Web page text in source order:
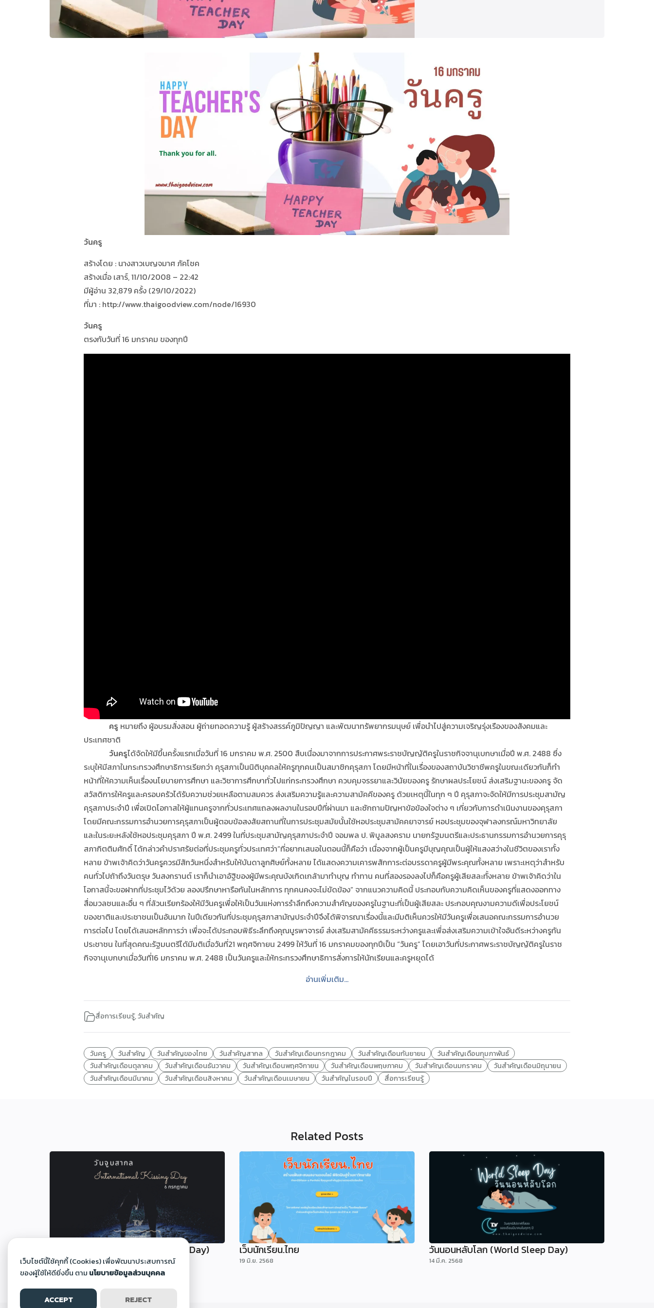
วันครู
สร้างโดย : นางสาวเบญจมาศ ภัคโชค
สร้างเมื่อ เสาร์, 11/10/2008 – 22:42
มีผู้อ่าน 32,879 ครั้ง (29/10/2022)
ที่มา : http://www.thaigoodview.com/node/16930
วันครู
ตรงกับวันที่ 16 มกราคม ของทุกปี
ครู หมายถึง ผู้อบรมสั่งสอน ผู้ถ่ายทอดความรู้ ผู้สร้างสรรค์ภูมิปัญญา และพัฒนาทรัพยากรมนุษย์ เพื่อนำไปสู่ความเจริญรุ่งเรืองของสังคมและ
ประเทศชาติ
วันครูได้จัดให้มีขึ้นครั้งแรกเมื่อวันที่ 16 มกราคม พ.ศ. 2500 สืบเนื่องมาจากการประกาศพระราชบัญญัติครูในราชกิจจานุเบกษาเมื่อปี พ.ศ. 2488 ซึ่ง
ระบุให้มีสภาในกระทรวงศึกษาธิการเรียกว่า คุรุสภาเป็นนิติบุคคลให้ครูทุกคนเป็นสมาชิกคุรุสภา โดยมีหน้าที่ในเรื่องของสถาบันวิชาชีพครูในขณะเดียวกันก็ทำ
หน้าที่ให้ความเห็นเรื่องนโยบายการศึกษา และวิชาการศึกษาทั่วไปแก่กระทรวงศึกษา ควบคุมจรรยาและวินัยของครู รักษาผลประโยชน์ ส่งเสริมฐานะของครู จัด
สวัสดิการให้ครูและครอบครัวได้รับความช่วยเหลือตามสมควร ส่งเสริมความรู้และความสามัคคีของครู ด้วยเหตุนี้ในทุก ๆ ปี คุรุสภาจะจัดให้มีการประชุมสามัญ
คุรุสภาประจำปี เพื่อเปิดโอกาสให้ผู้แทนครูจากทั่วประเทศแถลงผลงานในรอบปีที่ผ่านมา และซักถามปัญหาข้อข้องใจต่าง ๆ เกี่ยวกับการดำเนินงานของคุรุสภา
โดยมีคณะกรรมการอำนวยการคุรุสภาเป็นผู้ตอบข้อสงสัยสถานที่ในการประชุมสมัยนั้นใช้หอประชุมสามัคคยาจารย์ หอประชุมของจุฬาลงกรณ์มหาวิทยาลัย
และในระยะหลังใช้หอประชุมคุรุสภา ปี พ.ศ. 2499 ในที่ประชุมสามัญคุรุสภาประจำปี จอมพล ป. พิบูลสงคราม นายกรัฐมนตรีและประธานกรรมการอำนวยการคุรุ
สภากิตติมศักดิ์ ได้กล่าวคำปราศรัยต่อที่ประชุมครูทั่วประเทศว่า“ที่อยากเสนอในตอนนี้ก็คือว่า เนื่องจากผู้เป็นครูมีบุญคุณเป็นผู้ให้แสงสว่างในชีวิตของเราทั้ง
หลาย ข้าพเจ้าคิดว่าวันครูควรมีสักวันหนึ่งสำหรับให้บันดาลูกศิษย์ทั้งหลาย ได้แสดงความเคารพสักการะต่อบรรดาครูผู้มีพระคุณทั้งหลาย เพราะเหตุว่าสำหรับ
คนทั่วไปถ้าถึงวันตรุษ วันสงกรานต์ เราก็นำเอาอัฐิของผู้มีพระคุณบังเกิดเกล้ามาทำบุญ ทำทาน คนที่สองรองลงไปก็คือครูผู้เสียสละทั้งหลาย ข้าพเจ้าคิดว่าใน
โอกาสนี้จะขอฝากที่ประชุมไว้ด้วย ลองปรึกษาหารือกันในหลักการ ทุกคนคงจะไม่ขัดข้อง” จากแนวความคิดนี้ ประกอบกับความคิดเห็นของครูที่แสดงออกทาง
สื่อมวลชนและอื่น ๆ ที่ล้วนเรียกร้องให้มีวันครูเพื่อให้เป็นวันแห่งการรำลึกถึงความสำคัญของครูในฐานะที่เป็นผู้เสียสละ ประกอบคุณงามความดีเพื่อประโยชน์
ของชาติและประชาชนเป็นอันมาก ในปีเดียวกันที่ประชุมคุรุสภาสามัญประจำปีจึงได้พิจารณาเรื่องนี้และมีมติเห็นควรให้มีวันครูเพื่อเสนอคณะกรรมการอำนวย
การต่อไป โดยได้เสนอหลักการว่า เพื่อจะได้ประกอบพิธีระลึกถึงคุณบูรพาจารย์ ส่งเสริมสามัคคีธรรมระหว่างครูและเพื่อส่งเสริมความเข้าใจอันดีระหว่างครูกัน
ประชาชน ในที่สุดคณะรัฐมนตรีได้มีมติเมื่อวันที่21 พฤศจิกายน 2499 ให้วันที่ 16 มกราคมของทุกปีเป็น “วันครู” โดยเอาวันที่ประกาศพระราชบัญญัติครูในราช
กิจจานุเบกษาเมื่อวันที่16 มกราคม พ.ศ. 2488 เป็นวันครูและให้กระทรวงศึกษาธิการสั่งการให้นักเรียนและครูหยุดได้
อ่านเพิ่มเติม...
สื่อการเรียนรู้,วันสำคัญ
วันครู วันสำคัญ วันสำคัญของไทย วันสำคัญสากล วันสำคัญเดือนกรกฎาคม วันสำคัญเดือนกันยายน
วันสำคัญเดือนกุมภาพันธ์
วันสำคัญเดือนตุลาคม
วันสำคัญเดือนธันวาคม วันสำคัญเดือนพฤศจิกายน วันสำคัญเดือนพฤษภาคม วันสำคัญเดือนมกราคม
วันสำคัญเดือนมิถุนายน
วันสำคัญเดือนมีนาคม
วันสำคัญเดือนสิงหาคม วันสำคัญเดือนเมษายน วันสำคัญในรอบปี สื่อการเรียนรู้
Related Posts
วันจูบสากล (International Kissing Day)
30 มิ.ย. 2568
เว็บนักเรียน.ไทย
19 มิ.ย. 2568
วันนอนหลับโลก (World Sleep Day)
14 มี.ค. 2568
เว็บไซต์นี้ใช้คุกกี้ (Cookies) เพื่อพัฒนาประสบการณ์
ของผู้ใช้ให้ดียิ่งขึ้น ตาม นโยบายข้อมูลส่วนบุคคล
ACCEPT REJECT